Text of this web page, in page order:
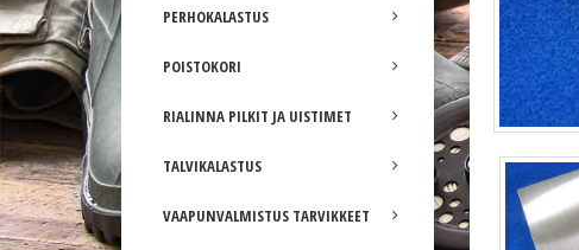
PERHOKALASTUS
POISTOKORI
RIALINNA PILKIT JA UISTIMET
TALVIKALASTUS
VAAPUNVALMISTUS TARVIKKEET